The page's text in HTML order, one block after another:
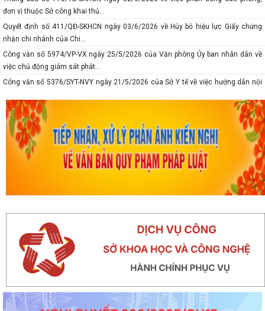
đơn vị thuộc Sở công khai thủ...
Quyết định số 411/QĐ-SKHCN ngày 03/6/2026 về Hủy bỏ hiệu lực Giấy chứng
nhận chi nhánh của Chi...
Công văn số 5974/VP-VX ngày 25/5/2026 của Văn phòng Ủy ban nhân dân về
việc chủ động giám sát phát...
Công văn số 5376/SYT-NVY ngày 21/5/2026 của Sở Y tế về việc hướng dẫn nội
Thông báo số 618/TB-SKHCN ngày 10/5/2026 Số điện thoại đường dây nóng và
trang Facebook tiếp nhận...
Báo cáo số 277-BC/TU ngày 08/5/2026 của Thành ủy về tình hình thự hiện
nhiệm vụ tháng 4; nhiệm vụ,...
Thông báo số 375-TB/TU ngày 8/5/2026 Ý kiến của Ban thường vụ Thành ủy về
tình hình thực hiện nhiệm...
Công văn số 5167/VP-VX ngày 10/5/2026 của Văn phòng Ủy ban nhân dân
nâng cấp, cải tiến hệ thống...
Thông báo số 370-TB/TU ngày 06/5/2026 ý kiến của Thường trực Thành ủy về
công tác chuẩn bị tổ chức...
Thông báo số 594/TB-SKHCN ngày 05/5/2026 Kết luận Hội nghị đối thoại và giải
quyết kiến nghị của...
Công văn số 4621/SYT-CCDSTE ngày 05/5/2026 của Sở Y tế về việc tăng cường